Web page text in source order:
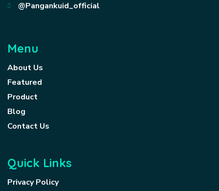
@Pangankuid_official
Menu
About Us
Featured
Product
Blog
Contact Us
Quick Links
Privacy Policy